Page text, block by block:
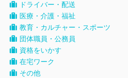
ドライバー・配送
医療・介護・福祉
教育・カルチャー・スポーツ
団体職員・公務員
資格をいかす
在宅ワーク
その他